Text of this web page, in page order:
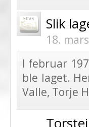
Slik
18.
I februar
ble laget.
Valle, Torje